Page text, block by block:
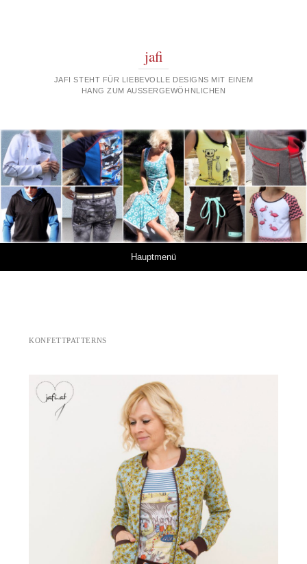
jafi
JAFI STEHT FÜR LIEBEVOLLE DESIGNS MIT EINEM
HANG ZUM AUSSERGEWÖHNLICHEN
Hauptmenü
KONFETTPATTERNS